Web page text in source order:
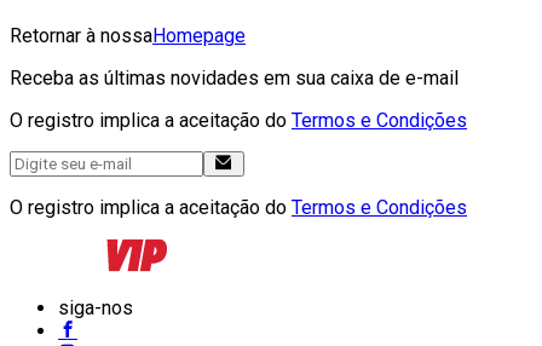
Retornar à nossaHomepage
Receba as últimas novidades em sua caixa de e-mail
O registro implica a aceitação do Termos e Condições
O registro implica a aceitação do Termos e Condições
siga-nos